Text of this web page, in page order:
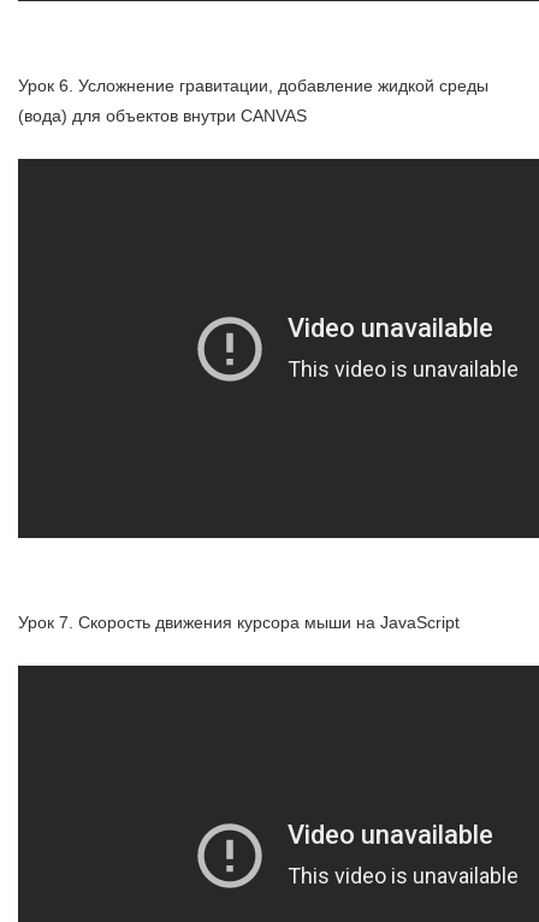
Урок 6. Усложнение гравитации, добавление жидкой среды
(вода) для объектов внутри CANVAS
Урок 7. Скорость движения курсора мыши на JavaScript